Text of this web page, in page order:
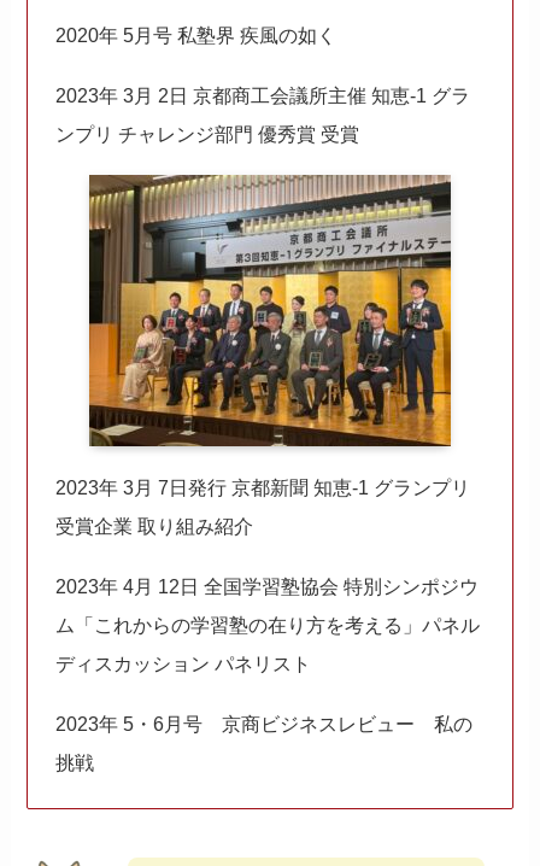
2020年 5月号 私塾界 疾風の如く
2023年 3月 2日 京都商工会議所主催 知恵-1 グラ
ンプリ チャレンジ部門 優秀賞 受賞
2023年 3月 7日発行 京都新聞 知恵-1 グランプリ
受賞企業 取り組み紹介
2023年 4月 12日 全国学習塾協会 特別シンポジウ
ム「これからの学習塾の在り方を考える」パネル
ディスカッション パネリスト
2023年 5・6月号 京商ビジネスレビュー 私の
挑戦